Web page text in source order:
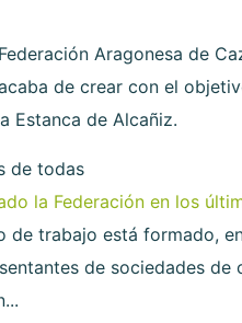
Aragonesa de
de crear con el
Estanca de Alcañiz.
de todas
la Federación en los
de trabajo está formado,
de sociedades